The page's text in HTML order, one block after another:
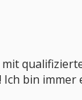
bin